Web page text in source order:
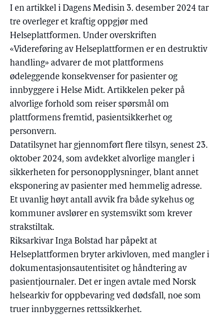
I en artikkel i Dagens Medisin 3. desember 2024 tar
tre overleger et kraftig oppgjør med
Helseplattformen. Under overskriften
«Videreføring av Helseplattformen er en destruktiv
handling» advarer de mot plattformens
ødeleggende konsekvenser for pasienter og
innbyggere i Helse Midt. Artikkelen peker på
alvorlige forhold som reiser spørsmål om
plattformens fremtid, pasientsikkerhet og
personvern.
Datatilsynet har gjennomført flere tilsyn, senest 23.
oktober 2024, som avdekket alvorlige mangler i
sikkerheten for personopplysninger, blant annet
eksponering av pasienter med hemmelig adresse.
Et uvanlig høyt antall avvik fra både sykehus og
kommuner avslører en systemsvikt som krever
strakstiltak.
Riksarkivar Inga Bolstad har påpekt at
Helseplattformen bryter arkivloven, med mangler i
dokumentasjonsautentisitet og håndtering av
pasientjournaler. Det er ingen avtale med Norsk
helsearkiv for oppbevaring ved dødsfall, noe som
truer innbyggernes rettssikkerhet.